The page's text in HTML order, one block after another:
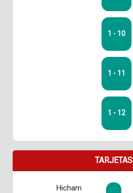
1 - 10
1 - 11
1 - 12
TARJETAS
Hicham